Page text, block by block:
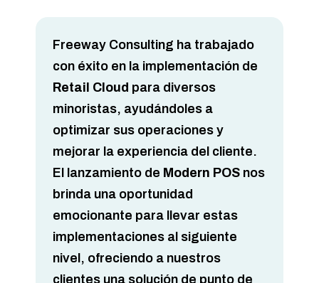
Freeway Consulting ha trabajado
con éxito en la implementación de
Retail Cloud para diversos
minoristas, ayudándoles a
optimizar sus operaciones y
mejorar la experiencia del cliente.
El lanzamiento de Modern POSnos
brinda una oportunidad
emocionante para llevar estas
implementaciones al siguiente
nivel, ofreciendo a nuestros
clientes una solución de punto de